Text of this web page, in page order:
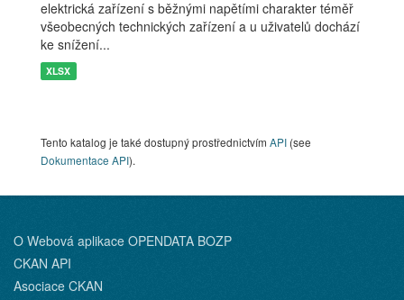
elektrická zařízení s běžnými napětími charakter téměř
všeobecných technických zařízení a u uživatelů dochází
ke snížení...
XLSX
Tento katalog je také dostupný prostřednictvím API (see
Dokumentace API).
O Webová aplikace OPENDATA BOZP
CKAN API
Asociace CKAN